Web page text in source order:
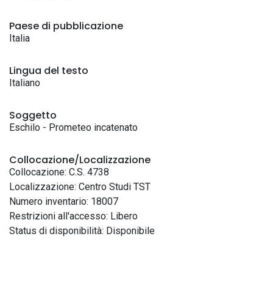
Paese di pubblicazione
Italia
Lingua del testo
Italiano
Soggetto
Eschilo - Prometeo incatenato
Collocazione/Localizzazione
Collocazione: C.S. 4738
Localizzazione: Centro Studi TST
Numero inventario: 18007
Restrizioni all'accesso: Libero
Status di disponibilità: Disponibile